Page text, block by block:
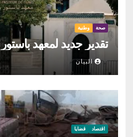
صحة وطنية
تقدير جديد لمعهد باستور
البيان
اقتصاد قضايا